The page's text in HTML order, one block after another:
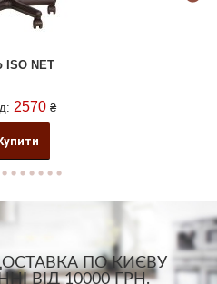
ISO NET
2570 ₴
ПО КИЄВУ
ВІД 10000 ГРН.